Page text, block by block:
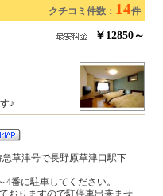
クチコミ件数： 14件
￥12850～
♪
草津号で長野原草津口駅下
番に駐車してください。
おりますので駐停車出来ませ